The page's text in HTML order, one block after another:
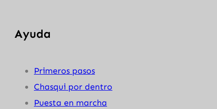
Ayuda
Primeros pasos
Chasqui por dentro
Puesta en marcha